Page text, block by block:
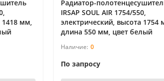
1418 мм,
Радиатор-
IRSAP SOUL AIR 1754/550,
электрический, высота 1754
длина 550 мм, цвет белый
0
По запросу